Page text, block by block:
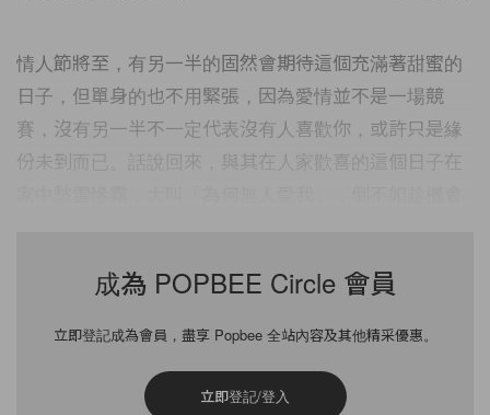
情人節將至，有另一半的固然會期待這個充滿著甜蜜的
日子，但單身的也不用緊張，因為愛情並不是一場競
賽，沒有另一半不一定代表沒有人喜歡你，或許只是緣
份未到而已。話說回來，與其在人家歡喜的這個日子在
好女友，而是從科學層面探討單身的理由。是的，愛情
是有數可計的，當中運算的元素就是荷爾蒙！
激情是個好開始
成為 POPBEE Circle 會員
立即登記成為會員，盡享 Popbee 全站內容及其他精采優惠。
立即登記/登入